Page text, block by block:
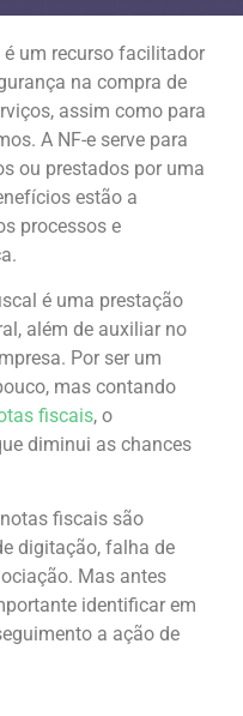
é um recurso facilitador
na compra de
assim como para
A NF-e serve para
ou prestados por uma
estão a
processos e
é uma prestação
além de auxiliar no
Por ser um
mas contando
fiscais, o
diminui as chances
fiscais são
digitação, falha de
Mas antes
identificar em
a ação de